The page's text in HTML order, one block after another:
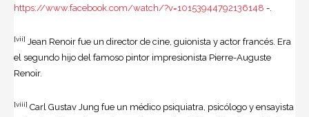
https://www.facebook.com/watch/?v=10153944792136148 -.
[vii] Jean Renoir fue un director de cine, guionista y actor francés. Era
el segundo hijo del famoso pintor impresionista Pierre-Auguste
Renoir.
[viii] Carl Gustav Jung fue un médico psiquiatra, psicólogo y ensayista